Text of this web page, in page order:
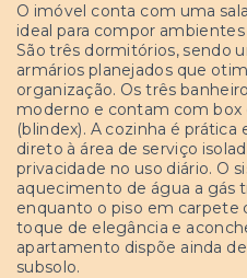
O imóvel conta com uma
ideal para compor
São três dormitórios, sendo
armários planejados que
organização. Os três
moderno e contam com
(blindex). A cozinha é prática
direto à área de serviço
privacidade no uso diário. O
aquecimento de água a gás
enquanto o piso em carpete
toque de elegância e
apartamento dispõe ainda
subsolo.